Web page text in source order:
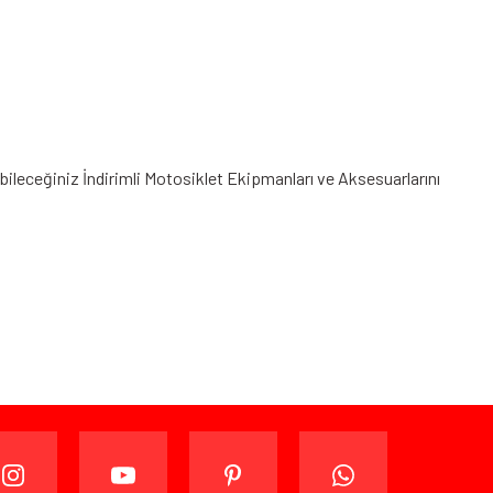
İndirimli Motosiklet Ekipmanları ve Aksesuarlarını
edebilir veya değiştirebilirsiniz.